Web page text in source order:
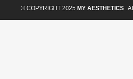
© COPYRIGHT 2025 MY AESTHETICS .